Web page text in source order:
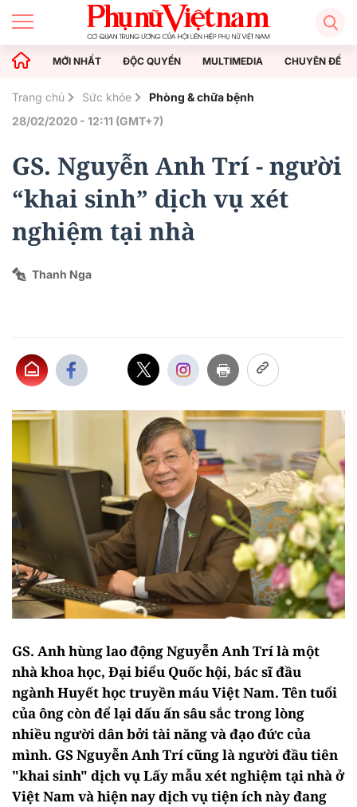
MỚI NHẤT ĐỘC QUYỀN MULTIMEDIA CHUYÊN ĐỀ
Trang chủ Sức khỏe
Phòng & chữa bệnh
28/02/2020 - 12:11 (GMT+7)
GS. Nguyễn Anh Trí - người
“khai sinh” dịch vụ xét
nghiệm tại nhà
Thanh Nga
GS. Anh hùng lao động Nguyễn Anh Trí là một
nhà khoa học, Đại biểu Quốc hội, bác sĩ đầu
ngành Huyết học truyền máu Việt Nam. Tên tuổi
của ông còn để lại dấu ấn sâu sắc trong lòng
nhiều người dân bởi tài năng và đạo đức của
mình. GS Nguyễn Anh Trí cũng là người đầu tiên
"khai sinh" dịch vụ Lấy mẫu xét nghiệm tại nhà ở
Việt Nam và hiện nay dịch vụ tiện ích này đang